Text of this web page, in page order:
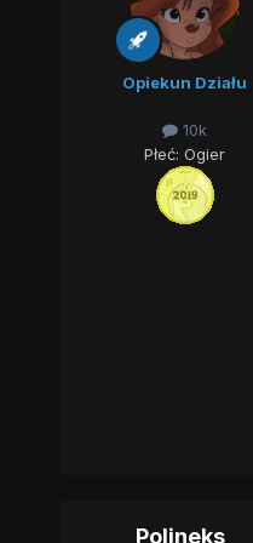
Opiekun Działu
10k
Płeć: Ogier
Polineks